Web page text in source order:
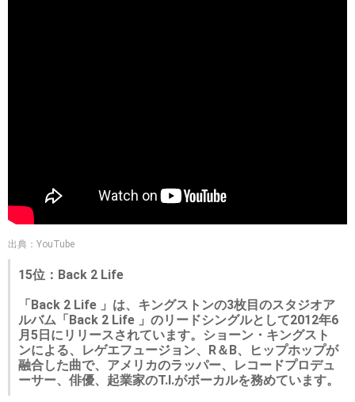
出典：YouTube
15位：Back 2 Life
「Back 2 Life 」は、キングストンの3枚目のスタジオア
ルバム「Back 2 Life 」のリードシングルとして2012年6
月5日にリリースされています。ショーン・キングスト
ンによる、レゲエフュージョン、R＆B、ヒップホップが
融合した曲で、アメリカのラッパー、レコードプロデュ
ーサー、俳優、起業家のT.I.がボーカルを務めています。